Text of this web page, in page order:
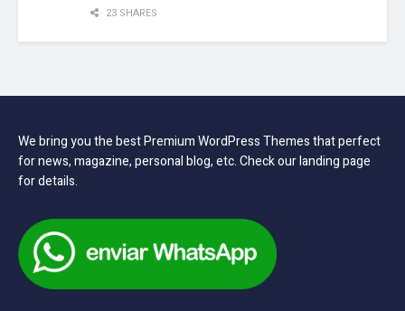
23 SHARES
We bring you the best Premium WordPress Themes that perfect
for news, magazine, personal blog, etc. Check our landing page
for details.